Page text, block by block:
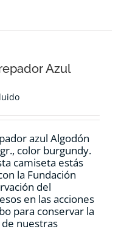
se
elegir
la
de
producto
Azul
azul Algodón
color burgundy.
camiseta estás
la Fundación
del
en las acciones
para conservar la
nuestras